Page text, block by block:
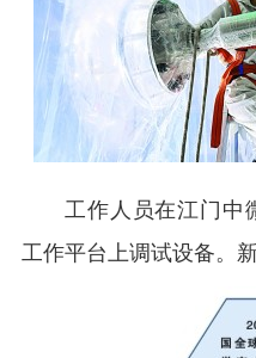
工作人员在江门中
工作平台上调试设备。